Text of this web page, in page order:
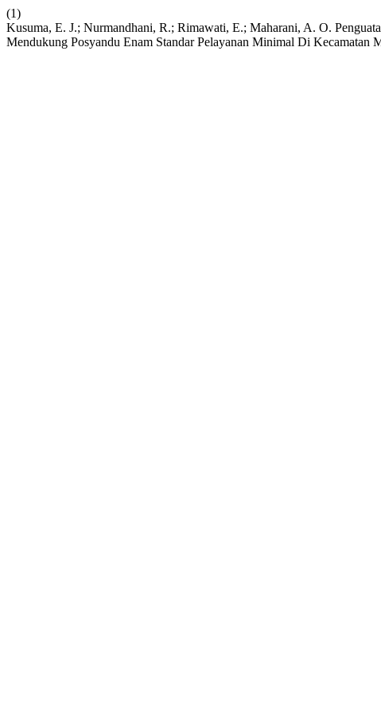
(1)
Kusuma, E. J.; Nurmandhani, R.; Rimawati, E.; Maharani, A. O.
Mendukung Posyandu Enam Standar Pelayanan Minimal Di Kecamatan